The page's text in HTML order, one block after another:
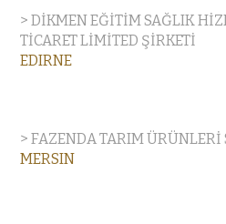
> DİKMEN EĞİTİM SAĞLIK
TİCARET LİMİTED ŞİRKETİ
EDIRNE
> FAZENDA TARIM ÜRÜNLERİ
MERSIN